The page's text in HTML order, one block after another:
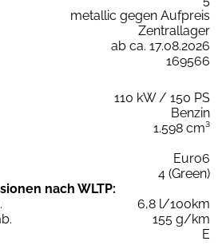
metallic gegen Aufpreis
Zentrallager
ab ca. 17.08.2026
169566
110 kW / 150 PS
Benzin
1.598 cm³
Euro6
4 (Green)
nach WLTP:
6,8 l/100km
155 g/km
E